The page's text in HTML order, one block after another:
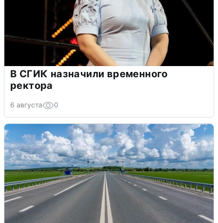
В СГИК назначили временного
ректора
6 августа 0